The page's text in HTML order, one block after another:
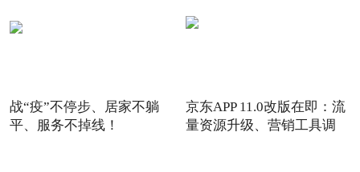
战“疫”不停步、居家不躺
平、服务不掉线！
京东APP 11.0改版在即：流
量资源升级、营销工具调